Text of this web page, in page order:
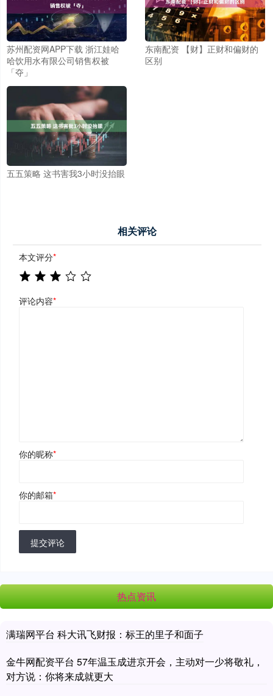
苏州配资网APP下载 浙江娃哈
哈饮用水有限公司销售权被
「夺」
东南配资 【财】正财和偏财的
区别
五五策略 这书害我3小时没抬眼
相关评论
本文评分*
评论内容*
你的昵称*
你的邮箱*
提交评论
热点资讯
满瑞网平台 科大讯飞财报：标王的里子和面子
金牛网配资平台 57年温玉成进京开会，主动对一少将敬礼，
对方说：你将来成就更大